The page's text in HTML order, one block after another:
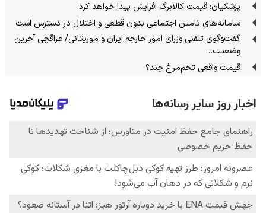
پزشکیان: قیمت کالابرگ افزایش پیدا خواهد کرد
سامانه‌های تامین اجتماعی بدون قطعی و اختلال در دسترس است
گفت‌وگوی تلفنی وزرای امور خارجه ایران و موریتانی/ عراقچی آخرین
وضعیت…
قیمت واقعی تخم‌مرغ چند؟